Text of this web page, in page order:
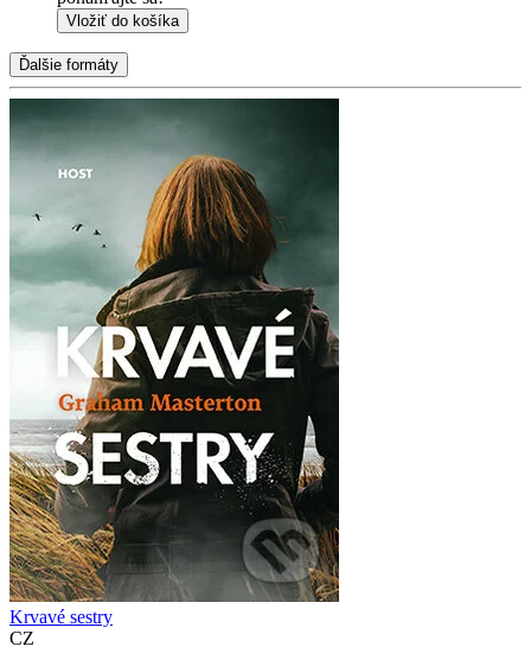
Vložiť do košíka
Ďalšie formáty
Krvavé sestry
CZ